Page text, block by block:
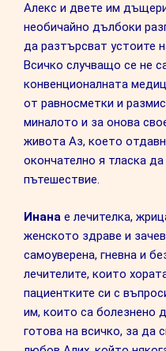
Алекс и двете им
необичайно дълбоки
да разтърсват устоите
Всичко случващо се не
конвенционалната
от равносметки и
миналото и за онова
живота Аз, което
окончателно я тласка
пътешествие.
Инана е лечителка,
женското здраве и
самоуверена, гневна и
лечителите, които
пациентките си с
им, които са болезнено
готова на всичко, за да